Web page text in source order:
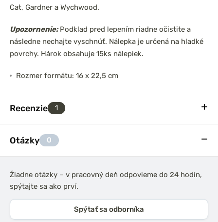
Cat, Gardner a Wychwood.
Upozornenie:Podklad pred lepením riadne očistite a
následne nechajte vyschnúť. Nálepka je určená na hladké
povrchy. Hárok obsahuje 15ks nálepiek.
Rozmer formátu: 16 x 22,5 cm
Recenzie 1
Otázky 0
Žiadne otázky – v pracovný deň odpovieme do 24 hodín,
spýtajte sa ako prví.
Spýtať sa odborníka